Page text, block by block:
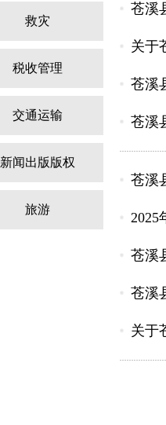
救灾
税收管理
交通运输
新闻出版版权
旅游
苍溪
关于
苍溪
苍溪
苍溪
2025
苍溪
苍溪
关于